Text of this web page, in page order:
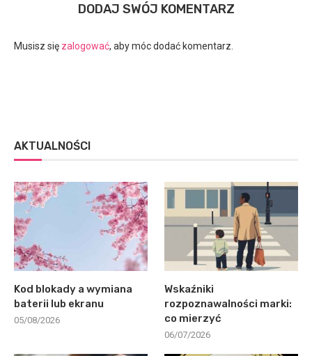
DODAJ SWÓJ KOMENTARZ
Musisz się zalogować, aby móc dodać komentarz.
AKTUALNOŚCI
Kod blokady a wymiana
baterii lub ekranu
05/08/2026
Wskaźniki
rozpoznawalności marki:
co mierzyć
06/07/2026